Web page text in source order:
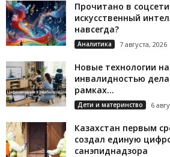
Прочитано в
искусственный
навсегда?
Аналитика 7 августа, 2026
Новые технологии
инвалидностью
рамках...
Дети и материнство 6
Казахстан первым
создал единую
санэпиднадзора